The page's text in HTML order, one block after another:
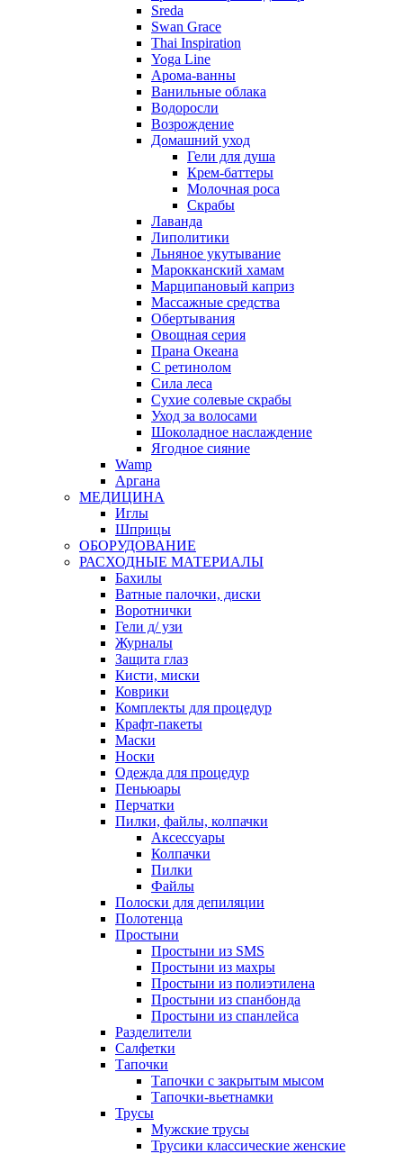
Sreda
Swan Grace
Thai Inspiration
Yoga Line
Арома-ванны
Ванильные облака
Водоросли
Возрождение
Домашний уход
Гели для душа
Крем-баттеры
Молочная роса
Скрабы
Лаванда
Липолитики
Льняное укутывание
Марокканский хамам
Марципановый каприз
Массажные средства
Обертывания
Овощная серия
Прана Океана
С ретинолом
Сила леса
Сухие солевые скрабы
Уход за волосами
Шоколадное наслаждение
Ягодное сияние
Wamp
Аргана
МЕДИЦИНА
Иглы
Шприцы
ОБОРУДОВАНИЕ
РАСХОДНЫЕ МАТЕРИАЛЫ
Бахилы
Ватные палочки, диски
Воротнички
Гели д/ узи
Журналы
Защита глаз
Кисти, миски
Коврики
Комплекты для процедур
Крафт-пакеты
Маски
Носки
Одежда для процедур
Пеньюары
Перчатки
Пилки, файлы, колпачки
Аксессуары
Колпачки
Пилки
Файлы
Полоски для депиляции
Полотенца
Простыни
Простыни из SMS
Простыни из махры
Простыни из полиэтилена
Простыни из спанбонда
Простыни из спанлейса
Разделители
Салфетки
Тапочки
Тапочки с закрытым мысом
Тапочки-вьетнамки
Трусы
Мужские трусы
Трусики классические женские